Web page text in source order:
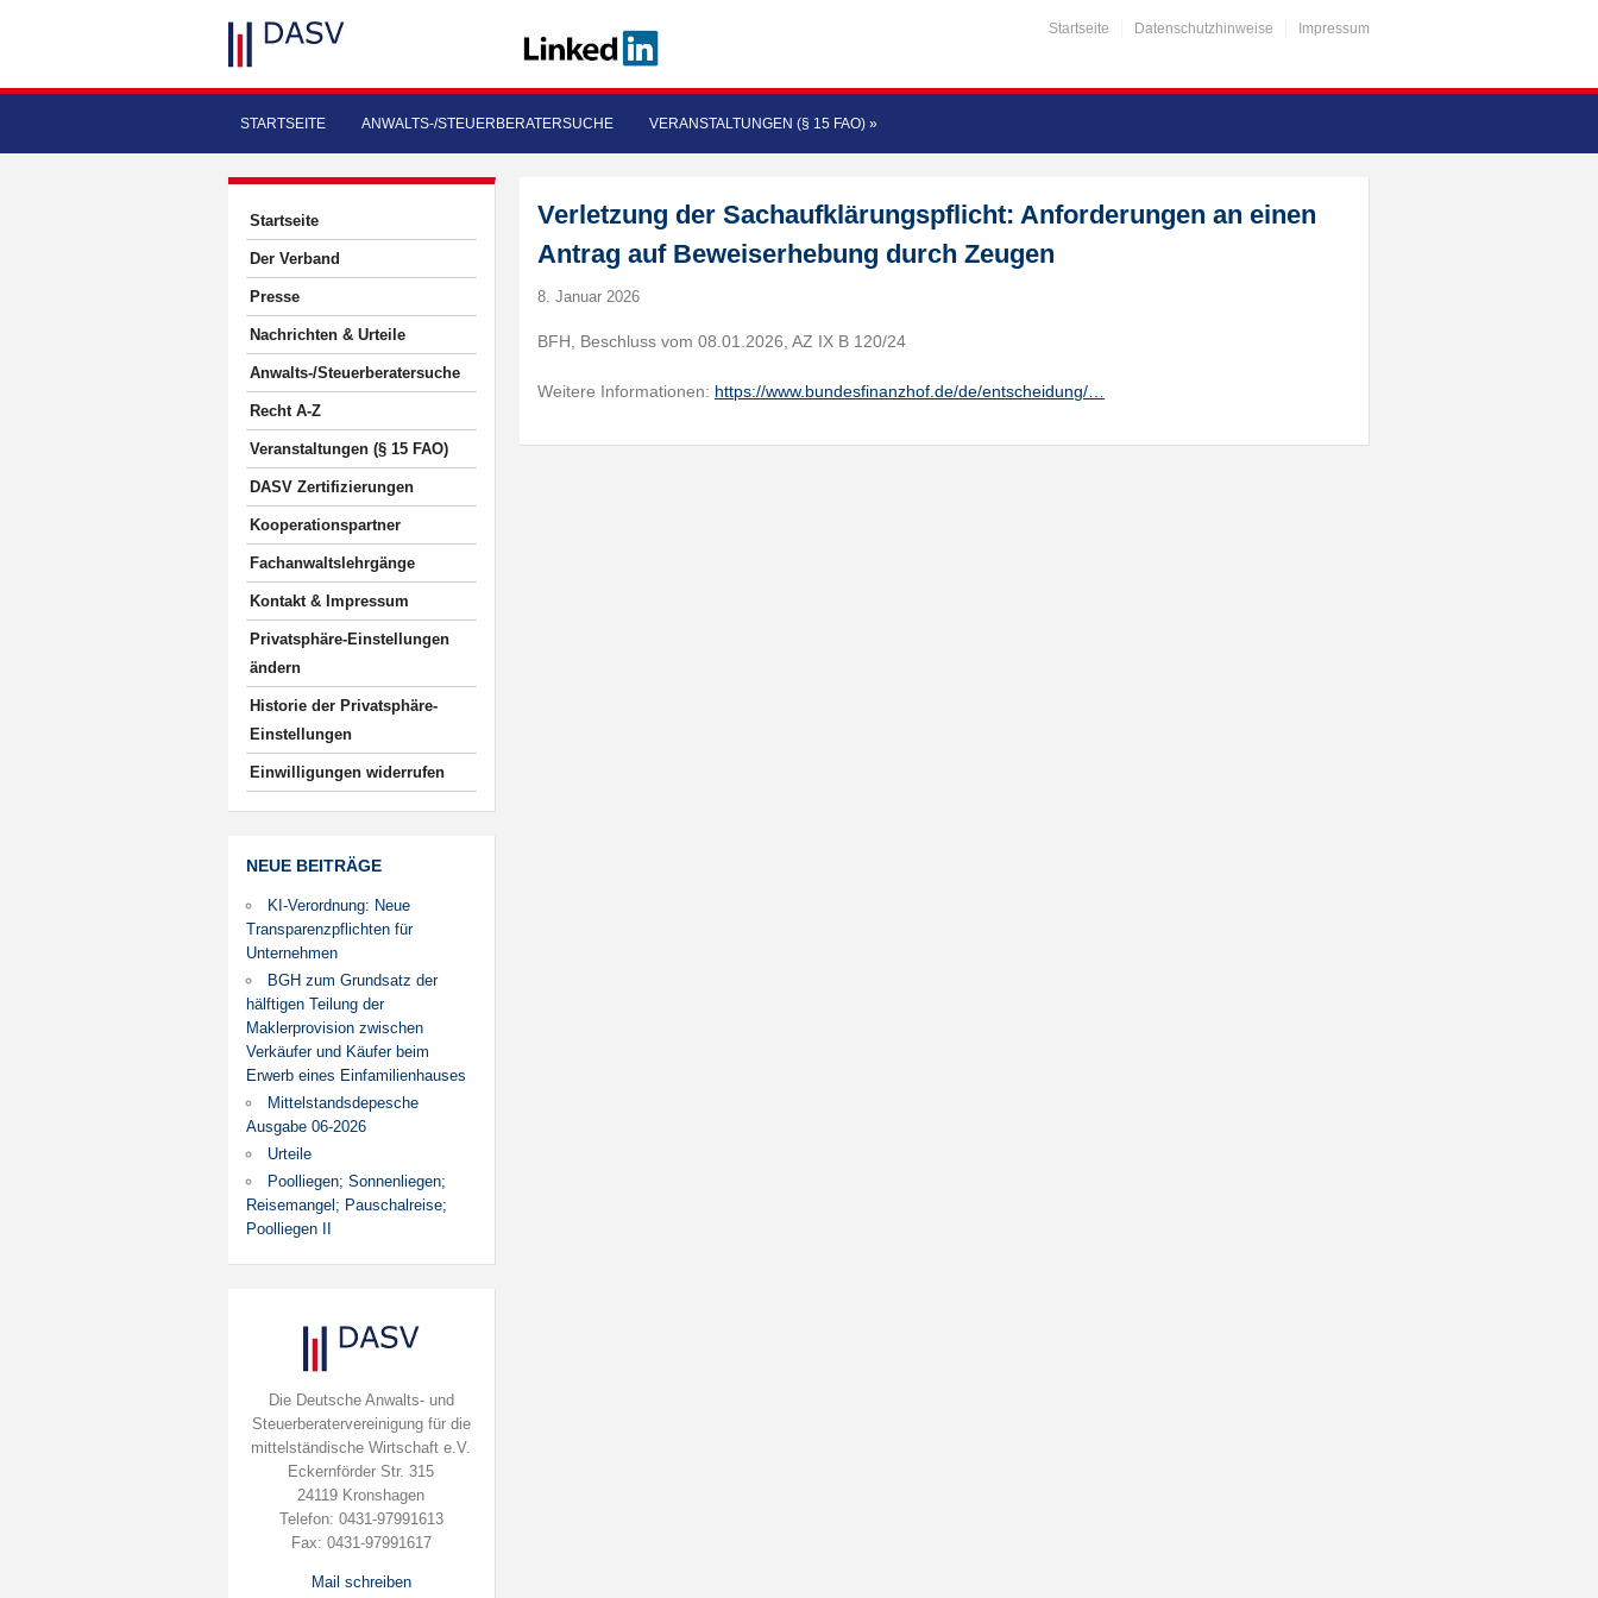
Startseite Datenschutzhinweise Impressum
STARTSEITE ANWALTS-/STEUERBERATERSUCHE VERANSTALTUNGEN (§ 15 FAO) »
Startseite
Der Verband
Presse
Nachrichten & Urteile
Anwalts-/Steuerberatersuche
Recht A-Z
Veranstaltungen (§ 15 FAO)
DASV Zertifizierungen
Kooperationspartner
Fachanwaltslehrgänge
Kontakt & Impressum
Privatsphäre-Einstellungen
ändern
Historie der Privatsphäre-
Einstellungen
Einwilligungen widerrufen
NEUE BEITRÄGE
KI-Verordnung: Neue
Transparenzpflichten für
Unternehmen
BGH zum Grundsatz der
hälftigen Teilung der
Maklerprovision zwischen
Verkäufer und Käufer beim
Erwerb eines Einfamilienhauses
Mittelstandsdepesche
Ausgabe 06-2026
Urteile
Poolliegen; Sonnenliegen;
Reisemangel; Pauschalreise;
Poolliegen II
Die Deutsche Anwalts- und
Steuerberatervereinigung für die
mittelständische Wirtschaft e.V.
Eckernförder Str. 315
24119 Kronshagen
Telefon: 0431-97991613
Fax: 0431-97991617
Mail schreiben
Verletzung der Sachaufklärungspflicht: Anforderungen an einen
Antrag auf Beweiserhebung durch Zeugen
8. Januar 2026
BFH, Beschluss vom 08.01.2026, AZ IX B 120/24
Weitere Informationen: https://www.bundesfinanzhof.de/de/entscheidung/…